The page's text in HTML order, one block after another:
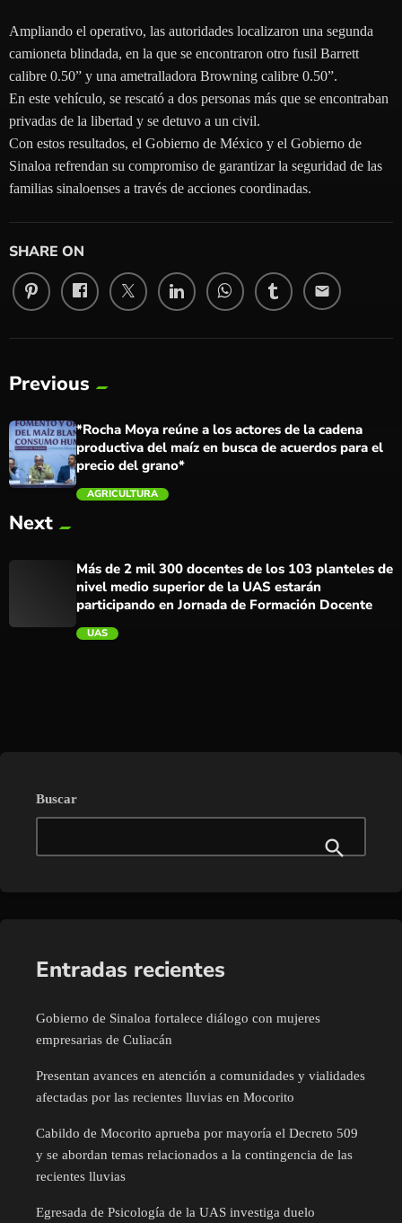
Ampliando el operativo, las autoridades localizaron una segunda
camioneta blindada, en la que se encontraron otro fusil Barrett
calibre 0.50” y una ametralladora Browning calibre 0.50”.
En este vehículo, se rescató a dos personas más que se encontraban
privadas de la libertad y se detuvo a un civil.
Con estos resultados, el Gobierno de México y el Gobierno de
Sinaloa refrendan su compromiso de garantizar la seguridad de las
familias sinaloenses a través de acciones coordinadas.
SHARE ON
email
Previous
*Rocha Moya reúne a los actores de la cadena
productiva del maíz en busca de acuerdos para el
precio del grano*
AGRICULTURA
Next
Más de 2 mil 300 docentes de los 103 planteles de
nivel medio superior de la UAS estarán
participando en Jornada de Formación Docente
UAS
Buscar
Entradas recientes
Gobierno de Sinaloa fortalece diálogo con mujeres
empresarias de Culiacán
Presentan avances en atención a comunidades y vialidades
afectadas por las recientes lluvias en Mocorito
Cabildo de Mocorito aprueba por mayoría el Decreto 509
y se abordan temas relacionados a la contingencia de las
recientes lluvias
Egresada de Psicología de la UAS investiga duelo